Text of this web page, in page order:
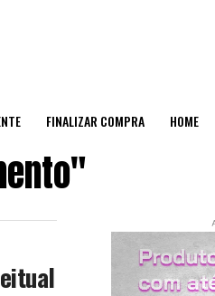
FINALIZAR COMPRA HOME